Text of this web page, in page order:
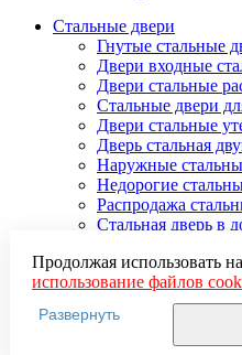
Стальные двери
Гнутые стальные
Двери входные
Двери стальные
Стальные двери
Двери стальные
Дверь стальная
Наружные
Недорогие
Распродажа
Стальная дверь в
Стальные
Стальные входные
Стальные двери в
Стальные двери
Стальные двери
Продолжая использовать
использование файлов
пользовательских данных
местоположении, устройстве,
для функционирования
Развернуть